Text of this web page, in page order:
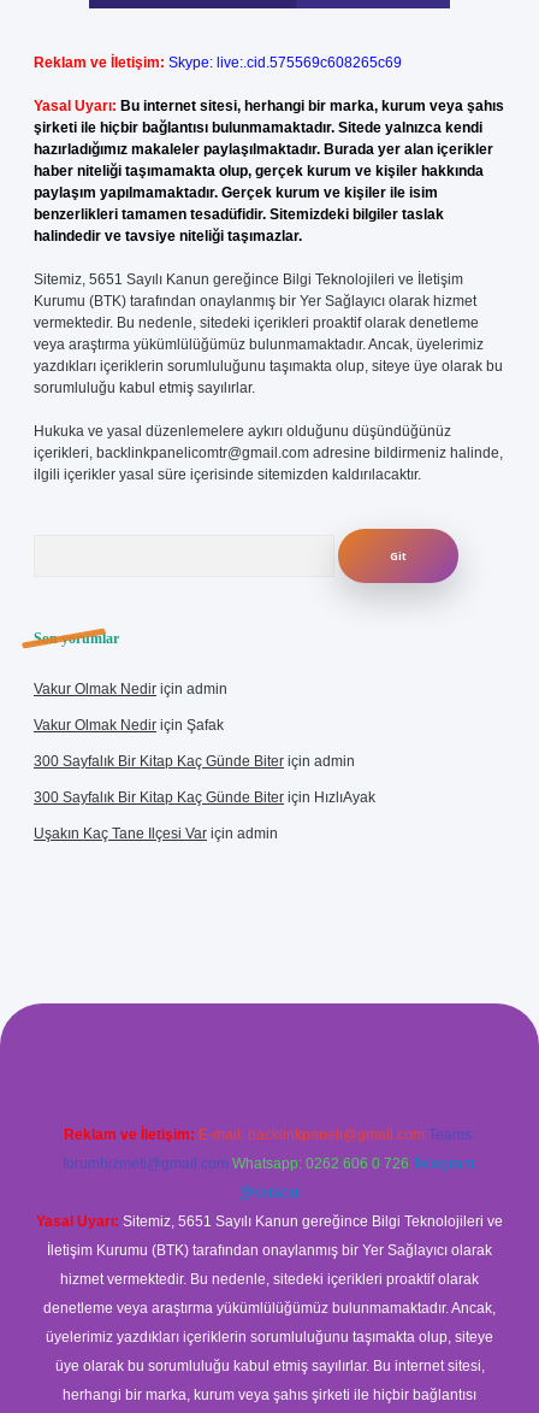
Reklam ve İletişim: Skype: live:.cid.575569c608265c69
Yasal Uyarı: Bu internet sitesi, herhangi bir marka, kurum veya şahıs
şirketi ile hiçbir bağlantısı bulunmamaktadır. Sitede yalnızca kendi
hazırladığımız makaleler paylaşılmaktadır. Burada yer alan içerikler
haber niteliği taşımamakta olup, gerçek kurum ve kişiler hakkında
paylaşım yapılmamaktadır. Gerçek kurum ve kişiler ile isim
benzerlikleri tamamen tesadüfidir. Sitemizdeki bilgiler taslak
halindedir ve tavsiye niteliği taşımazlar.
Sitemiz, 5651 Sayılı Kanun gereğince Bilgi Teknolojileri ve İletişim
Kurumu (BTK) tarafından onaylanmış bir Yer Sağlayıcı olarak hizmet
vermektedir. Bu nedenle, sitedeki içerikleri proaktif olarak denetleme
veya araştırma yükümlülüğümüz bulunmamaktadır. Ancak, üyelerimiz
yazdıkları içeriklerin sorumluluğunu taşımakta olup, siteye üye olarak bu
sorumluluğu kabul etmiş sayılırlar.
Hukuka ve yasal düzenlemelere aykırı olduğunu düşündüğünüz
içerikleri, backlinkpanelicomtr@gmail.com adresine bildirmeniz halinde,
ilgili içerikler yasal süre içerisinde sitemizden kaldırılacaktır.
Son yorumlar
Vakur Olmak Nedir için admin
Vakur Olmak Nedir için Şafak
300 Sayfalık Bir Kitap Kaç Günde Biter için admin
300 Sayfalık Bir Kitap Kaç Günde Biter için HızlıAyak
Uşakın Kaç Tane Ilçesi Var için admin
giriş
Reklam ve İletişim: E-mail: backlinkpaneli@gmail.com Teams:
forumhizmeti@gmail.com Whatsapp: 0262 606 0 726 Telegram:
@karabul
Yasal Uyarı: Sitemiz, 5651 Sayılı Kanun gereğince Bilgi Teknolojileri ve
İletişim Kurumu (BTK) tarafından onaylanmış bir Yer Sağlayıcı olarak
hizmet vermektedir. Bu nedenle, sitedeki içerikleri proaktif olarak
denetleme veya araştırma yükümlülüğümüz bulunmamaktadır. Ancak,
üyelerimiz yazdıkları içeriklerin sorumluluğunu taşımakta olup, siteye
üye olarak bu sorumluluğu kabul etmiş sayılırlar. Bu internet sitesi,
herhangi bir marka, kurum veya şahıs şirketi ile hiçbir bağlantısı